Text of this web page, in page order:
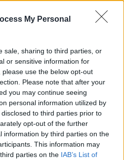
My Personal
sale, sharing to third parties, or
or sensitive information for
use the below opt-out
Please note that after your
you may continue seeing
personal information utilized by
to third parties prior to
opt-out of the further
information by third parties on the
This information may
parties on the IAB’s List of